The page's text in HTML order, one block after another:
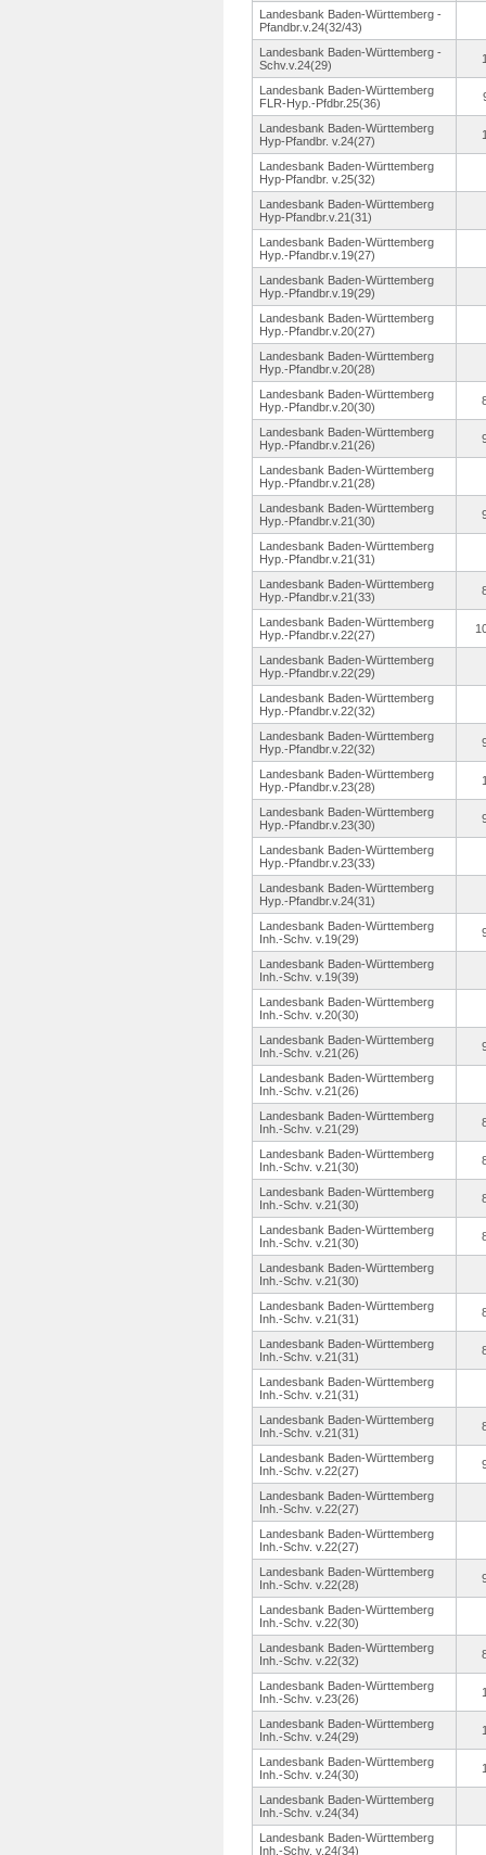
Landesbank Baden-Württemberg -
Pfandbr.v.24(32/43)
Landesbank Baden-Württemberg -
Schv.v.24(29)
Landesbank Baden-Württemberg
FLR-Hyp.-Pfdbr.25(36)
Landesbank Baden-Württemberg
Hyp-Pfandbr. v.24(27)
Landesbank Baden-Württemberg
Hyp-Pfandbr. v.25(32)
Landesbank Baden-Württemberg
Hyp-Pfandbr.v.21(31)
Landesbank Baden-Württemberg
Hyp.-Pfandbr.v.19(27)
Landesbank Baden-Württemberg
Hyp.-Pfandbr.v.19(29)
Landesbank Baden-Württemberg
Hyp.-Pfandbr.v.20(27)
Landesbank Baden-Württemberg
Hyp.-Pfandbr.v.20(28)
Landesbank Baden-Württemberg
Hyp.-Pfandbr.v.20(30)
Landesbank Baden-Württemberg
Hyp.-Pfandbr.v.21(26)
Landesbank Baden-Württemberg
Hyp.-Pfandbr.v.21(28)
Landesbank Baden-Württemberg
Hyp.-Pfandbr.v.21(30)
Landesbank Baden-Württemberg
Hyp.-Pfandbr.v.21(31)
Landesbank Baden-Württemberg
Hyp.-Pfandbr.v.21(33)
Landesbank Baden-Württemberg
Hyp.-Pfandbr.v.22(27)
Landesbank Baden-Württemberg
Hyp.-Pfandbr.v.22(29)
Landesbank Baden-Württemberg
Hyp.-Pfandbr.v.22(32)
Landesbank Baden-Württemberg
Hyp.-Pfandbr.v.22(32)
Landesbank Baden-Württemberg
Hyp.-Pfandbr.v.23(28)
Landesbank Baden-Württemberg
Hyp.-Pfandbr.v.23(30)
Landesbank Baden-Württemberg
Hyp.-Pfandbr.v.23(33)
Landesbank Baden-Württemberg
Hyp.-Pfandbr.v.24(31)
Landesbank Baden-Württemberg
Inh.-Schv. v.19(29)
Landesbank Baden-Württemberg
Inh.-Schv. v.19(39)
Landesbank Baden-Württemberg
Inh.-Schv. v.20(30)
Landesbank Baden-Württemberg
Inh.-Schv. v.21(26)
Landesbank Baden-Württemberg
Inh.-Schv. v.21(26)
Landesbank Baden-Württemberg
Inh.-Schv. v.21(29)
Landesbank Baden-Württemberg
Inh.-Schv. v.21(30)
Landesbank Baden-Württemberg
Inh.-Schv. v.21(30)
Landesbank Baden-Württemberg
Inh.-Schv. v.21(30)
Landesbank Baden-Württemberg
Inh.-Schv. v.21(30)
Landesbank Baden-Württemberg
Inh.-Schv. v.21(31)
Landesbank Baden-Württemberg
Inh.-Schv. v.21(31)
Landesbank Baden-Württemberg
Inh.-Schv. v.21(31)
Landesbank Baden-Württemberg
Inh.-Schv. v.21(31)
Landesbank Baden-Württemberg
Inh.-Schv. v.22(27)
Landesbank Baden-Württemberg
Inh.-Schv. v.22(27)
Landesbank Baden-Württemberg
Inh.-Schv. v.22(27)
Landesbank Baden-Württemberg
Inh.-Schv. v.22(28)
Landesbank Baden-Württemberg
Inh.-Schv. v.22(30)
Landesbank Baden-Württemberg
Inh.-Schv. v.22(32)
Landesbank Baden-Württemberg
Inh.-Schv. v.23(26)
Landesbank Baden-Württemberg
Inh.-Schv. v.24(29)
Landesbank Baden-Württemberg
Inh.-Schv. v.24(30)
Landesbank Baden-Württemberg
Inh.-Schv. v.24(34)
Landesbank Baden-Württemberg
Inh.-Schv. v.24(34)